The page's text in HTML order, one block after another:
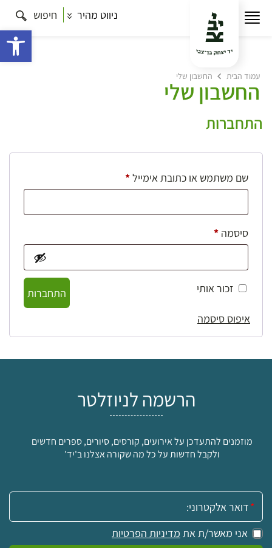
ניווט מהיר חיפוש
עמוד הבית החשבון שלי
החשבון שלי
התחברות
שם משתמש או כתובת אימייל*חובה
סיסמה *חובה
זכור אותי
התחברות
איפוס סיסמה
הרשמה לניוזלטר
מוזמנים להתעדכן על אירועים, קורסים, סיורים, ספרים חדשים
ולקבל חדשות על כל מה שקורה אצלנו ב'יד'
אימייל:
אני מאשר/ת את מדיניות הפרטיות